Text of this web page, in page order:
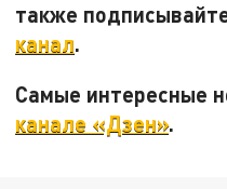
также
канал.
Самые интересные
канале «Дзен».